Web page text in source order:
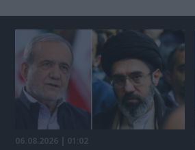
06.08.2026 | 01:02